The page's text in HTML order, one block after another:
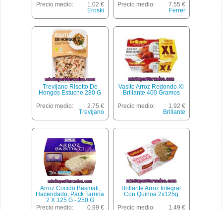
Precio medio:
1.02 €
Eroski
Precio medio:
7.55 €
Ferrer
Trevijano Risotto De
Hongos Estuche 280 G
Precio medio:
2.75 €
Trevijano
Vasito Arroz Redondo Xl
Brillante 400 Gramos
Precio medio:
1.92 €
Brillante
Arroz Cocido Basmati,
Hacendado, Pack Tarrina
2 X 125 G - 250 G
Precio medio:
0.99 €
Brillante Arroz Integral
Con Quinoa 2x125g
Precio medio:
1.49 €